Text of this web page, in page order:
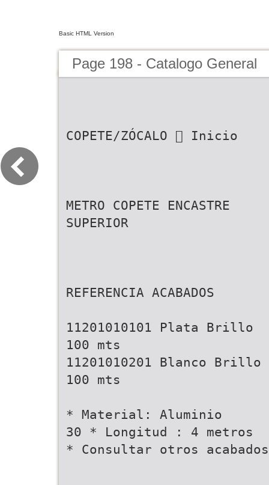
Basic HTML Version
Page 198 - Catalogo General
COPETE/ZÓCALO  Inicio
METRO COPETE ENCASTRE
SUPERIOR
REFERENCIA ACABADOS
11201010101 Plata Brillo
100 mts
11201010201 Blanco Brillo
100 mts
* Material: Aluminio
30 * Longitud : 4 metros
* Consultar otros acabados